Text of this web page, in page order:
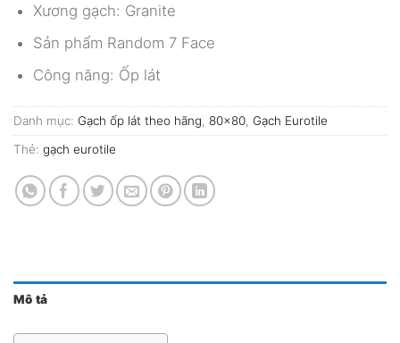
Xương gạch: Granite
Sản phẩm Random 7 Face
Công năng: Ốp lát
Danh mục: Gạch ốp lát theo hãng 80x80 Gạch Eurotile
Thẻ: gạch eurotile
Mô tả